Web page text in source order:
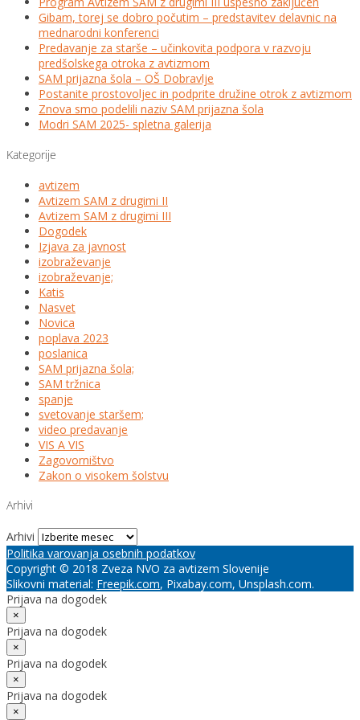
Gibam, torej se dobro počutim – predstavitev delavnic na
mednarodni konferenci
Predavanje za starše – učinkovita podpora v razvoju
predšolskega otroka z avtizmom
SAM prijazna šola – OŠ Dobravlje
Postanite prostovoljec in podprite družine otrok z avtizmom
Znova smo podelili naziv SAM prijazna šola
Modri SAM 2025- spletna galerija
Kategorije
avtizem
Avtizem SAM z drugimi II
Avtizem SAM z drugimi III
Dogodek
Izjava za javnost
izobraževanje
izobraževanje;
Katis
Nasvet
Novica
poplava 2023
poslanica
SAM prijazna šola;
SAM tržnica
spanje
svetovanje staršem;
video predavanje
VIS A VIS
Zagovorništvo
Zakon o visokem šolstvu
Arhivi
Arhivi
Politika varovanja osebnih podatkov
Copyright © 2018 Zveza NVO za avtizem Slovenije
Slikovni material: Freepik.com, Pixabay.com, Unsplash.com.
Prijava na dogodek
×
Prijava na dogodek
×
Prijava na dogodek
×
Prijava na dogodek
×